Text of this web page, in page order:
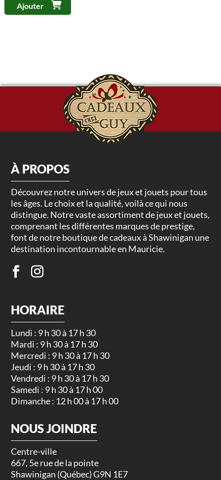
Ajouter
À PROPOS
Découvrez notre univers de jeux et jouets pour tous
les âges. Le choix et la qualité, voilà ce qui nous
distingue. Notre vaste assortiment de jeux et jouets,
comprenant les différentes marques de prestige,
font de notre boutique de cadeaux à Shawinigan une
destination incontournable en Mauricie.
HORAIRE
Lundi : 9 h 30 à 17 h 30
Mardi : 9 h 30 à 17 h 30
Mercredi : 9 h 30 à 17 h 30
Jeudi : 9 h 30 à 17 h 30
Vendredi : 9 h 30 à 17 h 30
Samedi : 9 h 30 à 17 h 00
Dimanche : 12 h 00 à 17 h 00
NOUS JOINDRE
Centre-ville
667, 5e rue de la pointe
Shawinigan (Québec) G9N 1E7